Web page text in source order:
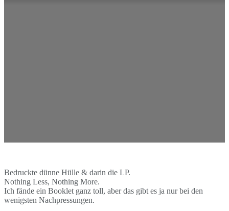
Bedruckte dünne Hülle & darin die LP.
Nothing Less, Nothing More.
Ich fände ein Booklet ganz toll, aber das gibt es ja nur bei den
wenigsten Nachpressungen.